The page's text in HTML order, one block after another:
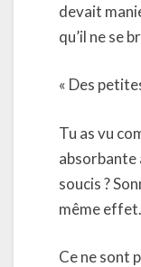
devait
qu’il ne se
« Des
Tu as vu
absorbante
soucis ?
même effet.
Ce ne sont